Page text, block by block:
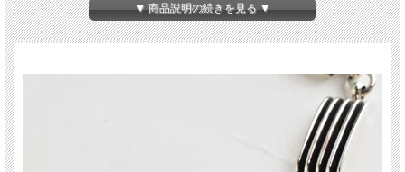
シャープなデザイン、独特の質感、幅広いコーデ
▼ 商品説明の続きを見る ▼